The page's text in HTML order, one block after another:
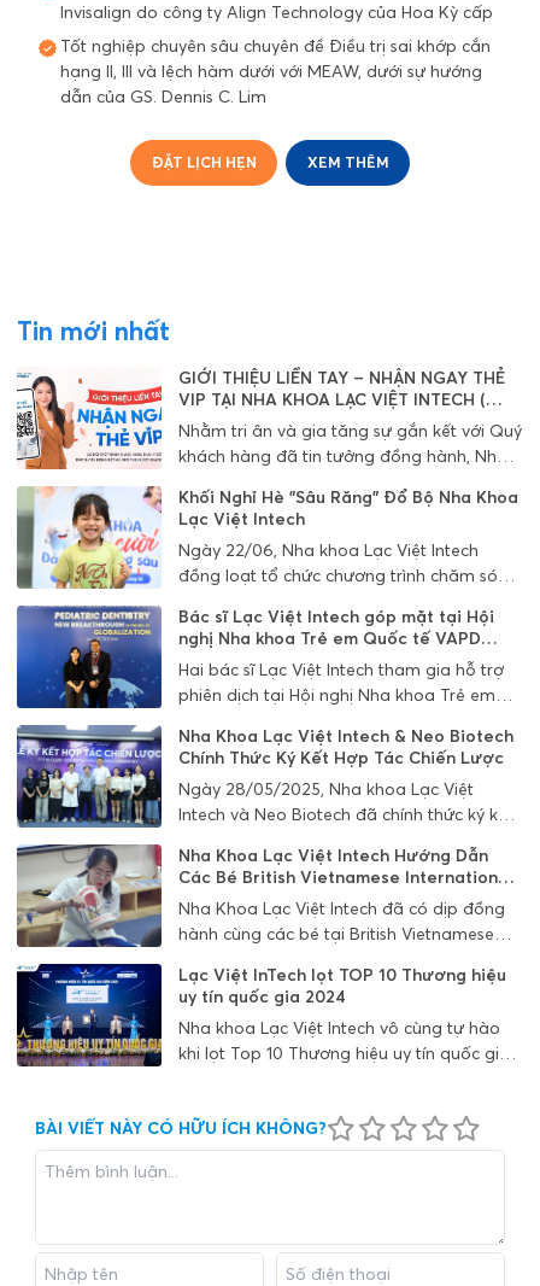
Invisalign do công ty Align Technology của Hoa Kỳ cấp
Tốt nghiệp chuyên sâu chuyên đề Điều trị sai khớp cắn
hạng II, III và lệch hàm dưới với MEAW, dưới sự hướng
dẫn của GS. Dennis C. Lim
ĐẶT LỊCH HẸN XEM THÊM
Tin mới nhất
GIỚI THIỆU LIỀN TAY – NHẬN NGAY THẺ
VIP TẠI NHA KHOA LẠC VIỆT INTECH (
ĐANG DIỄN RA)
Nhằm tri ân và gia tăng sự gắn kết với Quý
khách hàng đã tin tưởng đồng hành, Nha
chương trình đặc biệt:
Khối Nghỉ Hè "Sâu Răng" Đổ Bộ Nha Khoa
Lạc Việt Intech
Ngày 22/06, Nha khoa Lạc Việt Intech
đồng loạt tổ chức chương trình chăm sóc
nhỏ tại 4 cơ sở Hà Nội. Các bé được bác sĩ
khám kỹ, điều trị nhẹ nhàng và nhận quà
học tập dễ thương – mang lại trải nghiệm
nha khoa tích cực, giúp bố mẹ yên tâm hơn
về sức khỏe răng miệng của con trong dịp
hè.
Bác sĩ Lạc Việt Intech góp mặt tại Hội
nghị Nha khoa Trẻ em Quốc tế VAPD
2025
Hai bác sĩ Lạc Việt Intech tham gia hỗ trợ
phiên dịch tại Hội nghị Nha khoa Trẻ em
thức quốc tế và cập nhật xu hướng điều trị
hiện đại trong lĩnh vực nha khoa trẻ em.
Nha Khoa Lạc Việt Intech & Neo Biotech
Chính Thức Ký Kết Hợp Tác Chiến Lược
Ngày 28/05/2025, Nha khoa Lạc Việt
Intech và Neo Biotech đã chính thức ký kết
trong mối quan hệ gắn bó giữa hai đơn vị
đã đồng hành cùng nhau trong nhiều năm
qua.
Nha Khoa Lạc Việt Intech Hướng Dẫn
Các Bé British Vietnamese International
School Hanoi Chăm Sóc Răng Miệng
Nha Khoa Lạc Việt Intech đã có dịp đồng
hành cùng các bé tại British Vietnamese
chương trình chăm sóc răng miệng vô cùng
ý nghĩa diễn ra vào ngày 03/04 vừa qua.
Đây là hoạt động thiết thực nhằm nâng
cao nhận thức và hình thành thói quen vệ
Lạc Việt InTech lọt TOP 10 Thương hiệu
uy tín quốc gia 2024
Nha khoa Lạc Việt Intech vô cùng tự hào
khi lọt Top 10 Thương hiệu uy tín quốc gia
dẫn đầu chất lượng điều trị
BÀI VIẾT NÀY CÓ HỮU ÍCH KHÔNG?